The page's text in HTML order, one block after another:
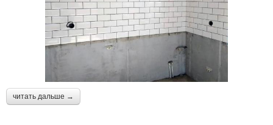
читать дальше →